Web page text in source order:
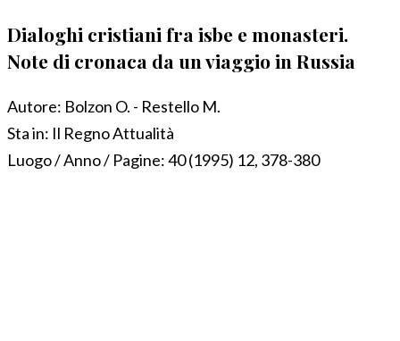
Dialoghi cristiani fra isbe e monasteri.
Note di cronaca da un viaggio in Russia
Autore: Bolzon O. - Restello M.
Sta in: Il Regno Attualità
Luogo / Anno / Pagine:40 (1995) 12, 378-380